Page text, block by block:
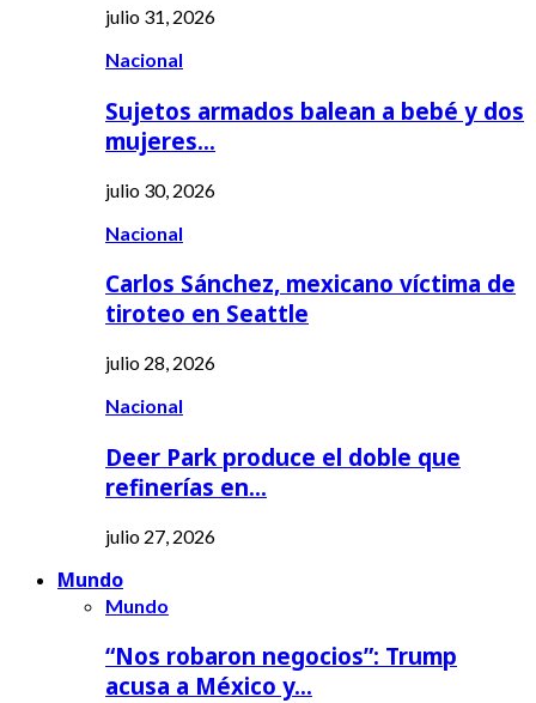
julio 31, 2026
Nacional
Sujetos armados balean a bebé y dos
mujeres…
julio 30, 2026
Nacional
Carlos Sánchez, mexicano víctima de
tiroteo en Seattle
julio 28, 2026
Nacional
Deer Park produce el doble que
refinerías en…
julio 27, 2026
Mundo
Mundo
“Nos robaron negocios”: Trump
acusa a México y…